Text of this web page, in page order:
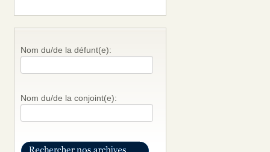
Nom du/de la défunt(e):
Nom du/de la conjoint(e):